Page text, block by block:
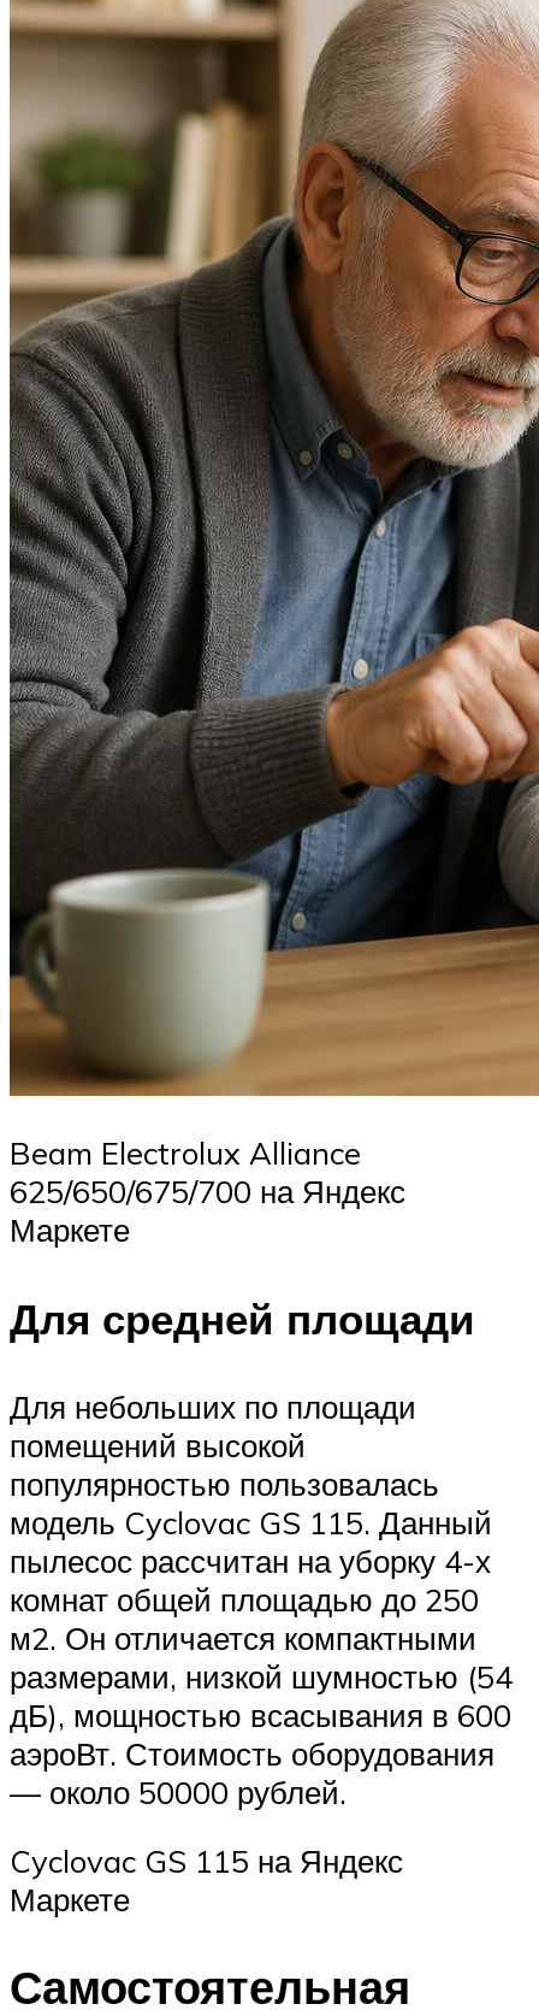
Beam Electrolux Alliance
625/650/675/700 на Яндекс
Маркете
Для средней площади
Для небольших по площади
помещений высокой
популярностью пользовалась
модель Cyclovac GS 115. Данный
пылесос рассчитан на уборку 4-х
комнат общей площадью до 250
м2. Он отличается компактными
размерами, низкой шумностью (54
дБ), мощностью всасывания в 600
аэроВт. Стоимость оборудования
— около 50000 рублей.
Cyclovac GS 115 на Яндекс
Маркете
Самостоятельная